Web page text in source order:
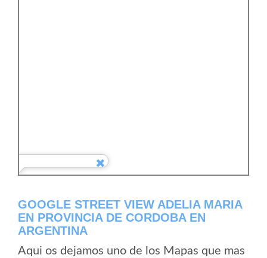
GOOGLE STREET VIEW ADELIA MARIA
EN PROVINCIA DE CORDOBA EN
ARGENTINA
Aqui os dejamos uno de los Mapas que mas